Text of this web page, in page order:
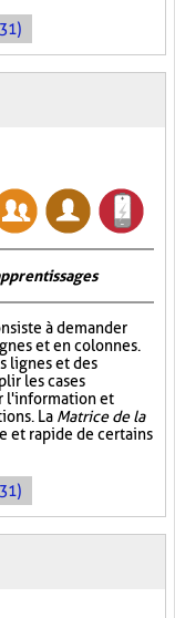
à demander
et en colonnes.
lignes et des
les cases
l'information et
La Matrice de la
et rapide de certains